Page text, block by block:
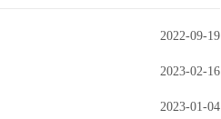
2022-09-19
2023-02-16
2023-01-04